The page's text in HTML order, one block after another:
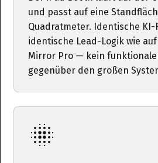
und passt auf eine
Quadratmeter. Identische KI-
identische Lead-Logik wie
Mirror Pro — kein
gegenüber den großen